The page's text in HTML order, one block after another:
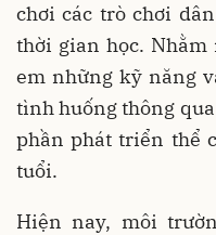
chơi các trò chơi
thời gian học.
em những kỹ năng
tình huống thông
phần phát triển thể
tuổi.
Hiện nay, môi